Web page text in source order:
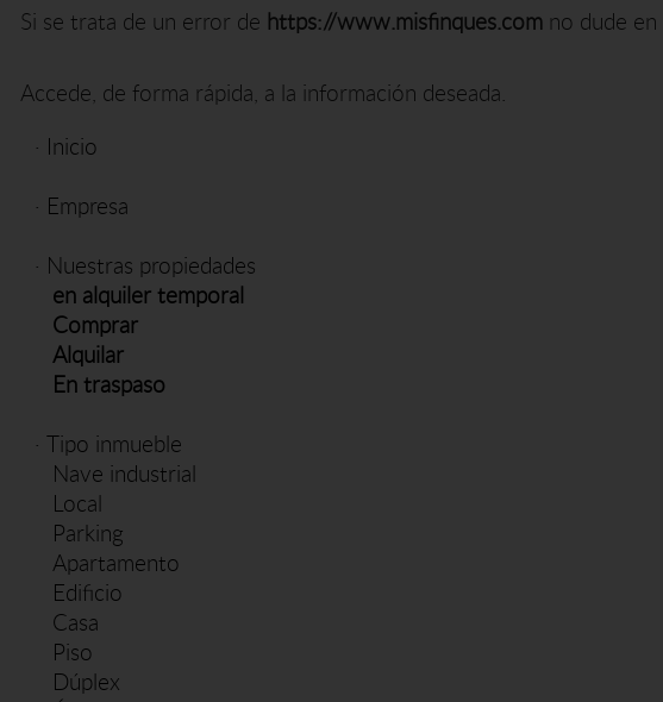
Si se trata de un error de https://www.misfinques.com no dude en
Accede, de forma rápida, a la información deseada.
· Inicio
· Empresa
· Nuestras propiedades
en alquiler temporal
Comprar
Alquilar
En traspaso
·Tipo inmueble
Nave industrial
Local
Parking
Apartamento
Edificio
Casa
Piso
Dúplex